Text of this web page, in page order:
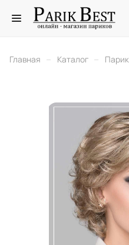
Главная – Каталог –